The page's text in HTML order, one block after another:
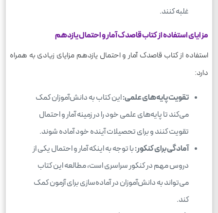
غلبه کنند.
مزایای استفاده از کتاب قاصدک آمار و احتمال یازدهم
استفاده از کتاب قاصدک آمار و احتمال یازدهم مزایای زیادی به همراه
دارد:
تقویت پایه‌های علمی:این کتاب به دانش‌آموزان کمک
می‌کند تا پایه‌های علمی خود را در زمینه آمار و احتمال
تقویت کنند و برای تحصیلات آینده خود آماده شوند.
آمادگی برای کنکور:با توجه به اینکه آمار و احتمال یکی از
دروس مهم در کنکور سراسری است، مطالعه این کتاب
می‌تواند به دانش‌آموزان در آماده‌سازی برای آزمون کمک
کند.